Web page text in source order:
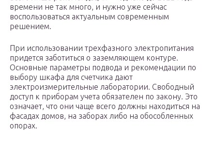
времени не так много, и нужно уже сейчас
воспользоваться актуальным современным
решением.
При использовании трехфазного электропитания
придется заботиться о заземляющем контуре.
Основные параметры подвода и рекомендации по
выбору шкафа для счетчика дают
электроизмерительные лаборатории. Свободный
доступ к приборам учета обязателен по закону. Это
означает, что они чаще всего должны находиться на
фасадах домов, на заборах либо на обособленных
опорах.